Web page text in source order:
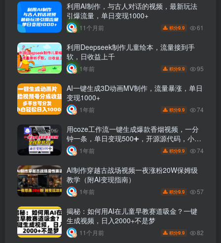
利用AI制作，与古人对话的视频，最新玩法
引爆流量，单日变现1000+
11个月前 积分9.9 61
利用Deepseek制作儿童绘本，流量接到手
软，日收益上千
1年前 积分9.9 95
AI一键生成3D动画MV制作，流量暴涨，单日
变现1000+
1年前 积分9.9 74
用coze工作流一键生成爆款香烟视频，一分
钟一条，单日变现500➕，开源源代码，小白
复制就能使用
1年前 积分9.9 74
AI制作穿越古战场视频一夜涨粉20W保姆级
教学（附AI变现指南）
1年前 积分9.9 57
揭秘：如何用AI在儿童早教赛道吸金？一键
生成视频，日入2000+不是梦
11个月前 积分9.9 82